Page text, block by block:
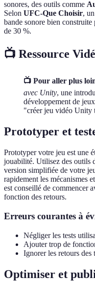
sonores, des outils comme
Selon UFC-Que Choisir,
bande sonore bien
de 30 %.
📺 Ressource
📺 Pour aller plus
avec Unity, une
développement de
"créer jeu vidéo Unity
Prototyper et
Prototyper votre jeu est une
jouabilité. Utilisez des outils
version simplifiée de votre
rapidement les mécanismes
est conseillé de commencer
fonction des retours.
Erreurs courantes à
Négliger les tests
Ajouter trop de
Ignorer les retours des
Optimiser et